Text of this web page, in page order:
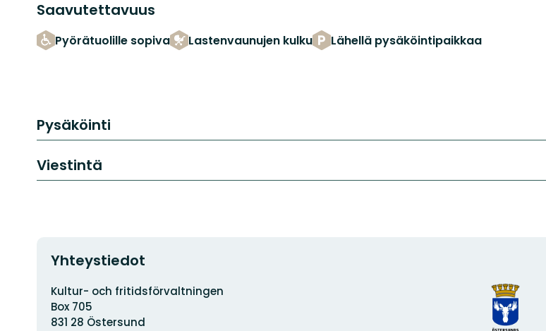
Saavutettavuus
Pyörätuolille sopiva Lastenvaunujen kulku Lähellä pysäköintipaikkaa
Pysäköinti
Viestintä
Yhteystiedot
Osoite
Kultur- och fritidsförvaltningen
Box 705
831 28 Östersund
Organisaation
logotyyppi